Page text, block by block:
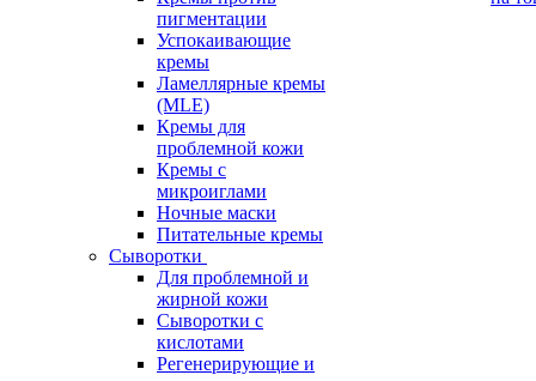
пигментации
Успокаивающие
кремы
Ламеллярные кремы
(MLE)
Кремы для
проблемной кожи
Кремы с
микроиглами
Ночные маски
Питательные кремы
Сыворотки
Для проблемной и
жирной кожи
Сыворотки с
кислотами
Регенерирующие и